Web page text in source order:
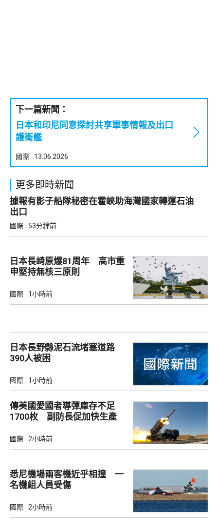
下一篇新聞：
日本和印尼同意探討共享軍事情報及出口
護衛艦
國際 13.06.2026
更多即時新聞
據報有影子船隊秘密在霍峽助海灣國家轉運石油
出口
國際 53分鐘前
日本長崎原爆81周年 高市重
申堅持無核三原則
國際 1小時前
日本長野縣泥石流堵塞道路
390人被困
國際 1小時前
傳美國愛國者導彈庫存不足
1700枚 副防長促加快生產
國際 2小時前
悉尼機場兩客機近乎相撞 一
名機組人員受傷
國際 2小時前